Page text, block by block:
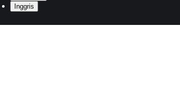
Inggris